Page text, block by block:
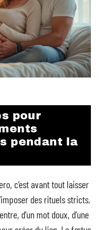
pour
pendant la
c’est avant tout laisser
des rituels stricts.
d’un mot doux, d’une